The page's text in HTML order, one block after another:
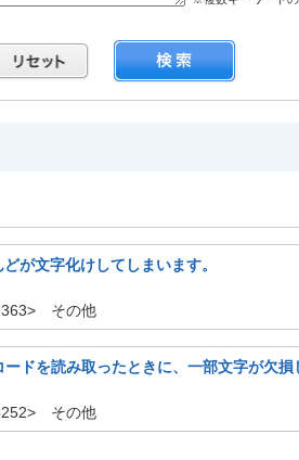
が文字化けしてしまいます。
その他
ドを読み取ったときに、一部文字が欠
その他